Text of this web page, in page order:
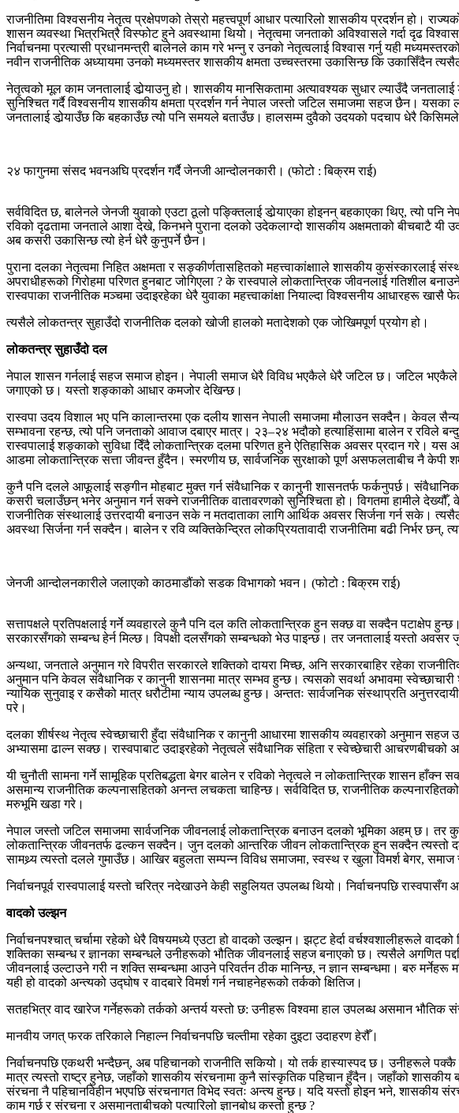
राजनीतिमा विश्वसनीय नेतृत्व प्रक्षेपणको तेस्रो महत्त्वपूर्ण आधार पत्यारिलो शासकीय प्रदर्शन हो।
शासन व्यवस्था भित्रभित्रै विस्फोट हुने अवस्थामा थियो। नेतृत्वमा जनताको अविश्वासले गर्दा दृढ
निर्वाचनमा प्रत्यासी प्रधानमन्त्री बालेनले काम गरे भन्नु र उनको नेतृत्वलाई विश्वास गर्नु यही
नवीन राजनीतिक अध्यायमा उनको मध्यमस्तर शासकीय क्षमता उच्चस्तरमा उकासिन्छ कि उकासिँदैन
नेतृत्वको मूल काम जनतालाई डोर्‍याउनु हो। शासकीय मानसिकतामा अत्यावश्यक सुधार ल्याउँदै
सुनिश्चित गर्दै विश्वसनीय शासकीय क्षमता प्रदर्शन गर्न नेपाल जस्तो जटिल समाजमा सहज छैन। यसका
जनतालाई डोर्‍याउँछ कि बहकाउँछ त्यो पनि समयले बताउँछ। हालसम्म दुवैको उदयको पदचाप धेरै
२४ फागुनमा संसद भवनअघि प्रदर्शन गर्दै जेनजी आन्दोलनकारी। (फोटो : बिक्रम राई)
सर्वविदित छ, बालेनले जेनजी युवाको एउटा ठूलो पङ्क्तिलाई डोर्‍याएका होइनन् बहकाएका थिए, त्यो
रविको दृढतामा जनताले आशा देखे, किनभने पुराना दलको उदेकलाग्दो शासकीय अक्षमताको बीचबाटै यी
अब कसरी उकासिन्छ त्यो हेर्न धेरै कुनुपर्ने छैन।
पुराना दलका नेतृत्वमा निहित अक्षमता र सङ्कीर्णतासहितको महत्त्वाकांक्षााले शासकीय कुसंस्कारलाई
अपराधीहरूको गिरोहमा परिणत हुनबाट जोगिएला ? के रास्वपाले लोकतान्त्रिक जीवनलाई गतिशील
रास्वपाका राजनीतिक मञ्चमा उदाइरहेका धेरै युवाका महत्त्वाकांक्षा नियाल्दा विश्वसनीय आधारहरू खासै
त्यसैले लोकतन्त्र सुहाउँदो राजनीतिक दलको खोजी हालको मतादेशको एक जोखिमपूर्ण प्रयोग हो।
लोकतन्त्र सुहाउँदो दल
नेपाल शासन गर्नलाई सहज समाज होइन। नेपाली समाज धेरै विविध भएकैले धेरै जटिल छ। जटिल
जगाएको छ। यस्तो शङ्काको आधार कमजोर देखिन्छ।
रास्वपा उदय विशाल भए पनि कालान्तरमा एक दलीय शासन नेपाली समाजमा मौलाउन सक्दैन। केवल
सम्भावना रहन्छ, त्यो पनि जनताको आवाज दबाएर मात्र। २३–२४ भदौको हत्याहिंसामा बालेन र रविले
रास्वपालाई शङ्काको सुविधा दिँदै लोकतान्त्रिक दलमा परिणत हुने ऐतिहासिक अवसर प्रदान गरे।
आडमा लोकतान्त्रिक सत्ता जीवन्त हुँदैन। स्मरणीय छ, सार्वजनिक सुरक्षाको पूर्ण असफलताबीच नै केपी
कुनै पनि दलले आफूलाई सङ्गीन मोहबाट मुक्त गर्न संवैधानिक र कानुनी शासनतर्फ फर्कनुपर्छ।
कसरी चलाउँछन् भनेर अनुमान गर्न सक्ने राजनीतिक वातावरणको सुनिश्चिता हो। विगतमा हामीले
राजनीतिक संस्थालाई उत्तरदायी बनाउन सके न मतदाताका लागि आर्थिक अवसर सिर्जना गर्न सके।
अवस्था सिर्जना गर्न सक्दैन। बालेन र रवि व्यक्तिकेन्द्रित लोकप्रियतावादी राजनीतिमा बढी निर्भर छन्,
जेनजी आन्दोलनकारीले जलाएको काठमाडौंको सडक विभागको भवन। (फोटो : बिक्रम राई)
सत्तापक्षले प्रतिपक्षलाई गर्ने व्यवहारले कुनै पनि दल कति लोकतान्त्रिक हुन सक्छ वा सक्दैन पटाक्षेप
सरकारसँगको सम्बन्ध हेर्न मिल्छ। विपक्षी दलसँगको सम्बन्धको भेउ पाइन्छ। तर जनतालाई यस्तो अवसर
अन्यथा, जनताले अनुमान गरे विपरीत सरकारले शक्तिको दायरा मिच्छ, अनि सरकारबाहिर रहेका
अनुमान पनि केवल संवैधानिक र कानुनी शासनमा मात्र सम्भव हुन्छ। त्यसको सवर्था अभावमा
न्यायिक सुनुवाइ र कसैको मात्र धरौटीमा न्याय उपलब्ध हुन्छ। अन्ततः सार्वजनिक संस्थाप्रति
परे।
दलका शीर्षस्थ नेतृत्व स्वेच्छाचारी हुँदा संवैधानिक र कानुनी आधारमा शासकीय व्यवहारको अनुमान
अभ्यासमा ढाल्न सक्छ। रास्वपाबाट उदाइरहेको नेतृत्वले संवैधानिक संहिता र स्वेच्छेचारी आचरणबीचको
यी चुनौती सामना गर्ने सामूहिक प्रतिबद्धता बेगर बालेन र रविको नेतृत्वले न लोकतान्त्रिक शासन
असमान्य राजनीतिक कल्पनासहितको अनन्त लचकता चाहिन्छ। सर्वविदित छ, राजनीतिक
मरुभूमि खडा गरे।
नेपाल जस्तो जटिल समाजमा सार्वजनिक जीवनलाई लोकतान्त्रिक बनाउन दलको भूमिका अहम् छ। तर
लोकतान्त्रिक जीवनतर्फ ढल्कन सक्दैन। जुन दलको आन्तरिक जीवन लोकतान्त्रिक हुन सक्दैन त्यस्तो
सामथ्र्य त्यस्तो दलले गुमाउँछ। आखिर बहुलता सम्पन्न विविध समाजमा, स्वस्थ र खुला विमर्श बेगर,
निर्वाचनपूर्व रास्वपालाई यस्तो चरित्र नदेखाउने केही सहुलियत उपलब्ध थियो। निर्वाचनपछि
वादको उल्झन
निर्वाचनपश्चात् चर्चामा रहेको धेरै विषयमध्ये एउटा हो वादको उल्झन। झट्ट हेर्दा वर्चश्वशालीहरूले
शक्तिका सम्बन्ध र ज्ञानका सम्बन्धले उनीहरूको भौतिक जीवनलाई सहज बनाएको छ। त्यसैले अगणित
जीवनलाई उल्टाउने गरी न शक्ति सम्बन्धमा आउने परिवर्तन ठीक मानिन्छ, न ज्ञान सम्बन्धमा। बरु
यही हो वादको अन्त्यको उद्घोष र वादबारे विमर्श गर्न नचाहनेहरूको तर्कको क्षितिज।
सतहभित्र वाद खारेज गर्नेहरूको तर्कको अन्तर्य यस्तो छ: उनीहरू विश्वमा हाल उपलब्ध असमान
मानवीय जगत् फरक तरिकाले निहाल्न निर्वाचनपछि चल्तीमा रहेका दुइटा उदाहरण हेरौँ।
निर्वाचनपछि एकथरी भन्दैछन्, अब पहिचानको राजनीति सकियो। यो तर्क हास्यास्पद छ। उनीहरूले
मात्र त्यस्तो राष्ट्र हुनेछ, जहाँको शासकीय संरचनामा कुनै सांस्कृतिक पहिचान हुँदैन। जहाँको
संरचना नै पहिचानविहीन भएपछि संरचनागत विभेद स्वतः अन्त्य हुन्छ। यदि यस्तो होइन भने, शासकीय
काम गर्छ र संरचना र असमानताबीचको पत्यारिलो ज्ञानबोध कस्तो हुन्छ ?